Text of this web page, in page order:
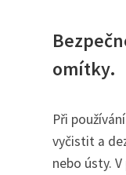
omítky.
Při
vyčistit a
nebo ústy.